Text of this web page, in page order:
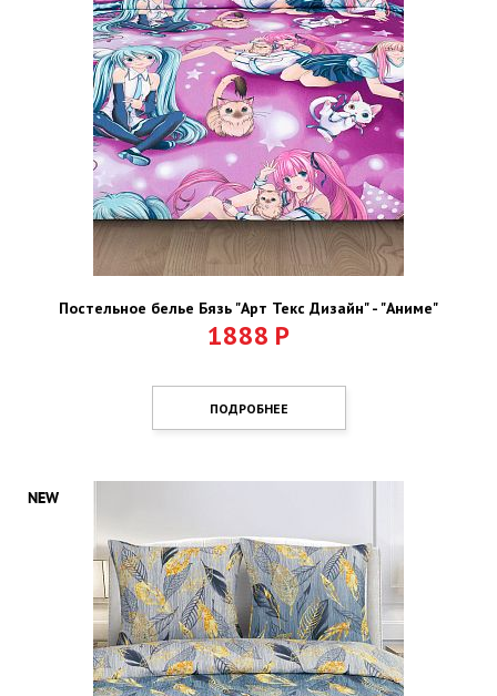
Постельное белье Бязь "Арт Текс Дизайн" - "Аниме"
1888 Р
ПОДРОБНЕЕ